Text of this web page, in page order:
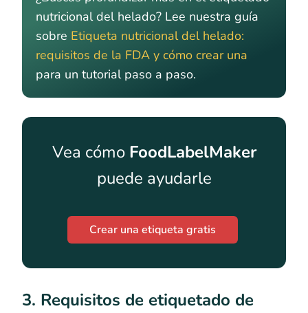
nutricional del helado? Lee nuestra guía
sobre Etiqueta nutricional del helado:
requisitos de la FDA y cómo crear una
para un tutorial paso a paso.
Vea cómo FoodLabelMaker
puede ayudarle
Crear una etiqueta gratis
3. Requisitos de etiquetado de